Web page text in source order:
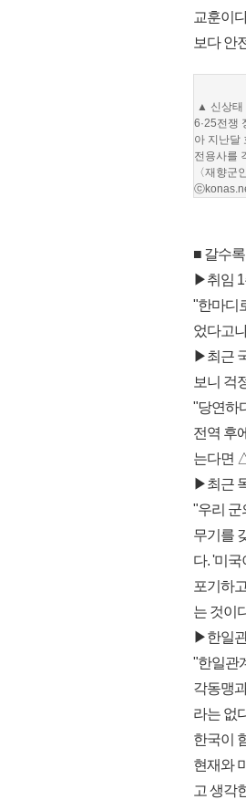
교훈이
보다 안
▲ 신상태
6·25전쟁
아 지난달
전용사를
〈재향군
■ 갈수
▶취임 1
"한마디
었다고
▶최근
보니 걱
"당연하
전역 후
는다면
▶최근
"우리 군
무기를
다. '미
포기하
는 것이
▶한일
"한일관
각동맹
라는 없
한국이
현재와
고 생각